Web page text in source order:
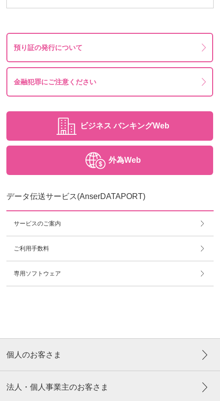
預り証の発行について
金融犯罪にご注意ください
ビジネス バンキングWeb
外為Web
データ伝送サービス(AnserDATAPORT)
サービスのご案内
ご利用手数料
専用ソフトウェア
個人のお客さま
法人・個人事業主のお客さま